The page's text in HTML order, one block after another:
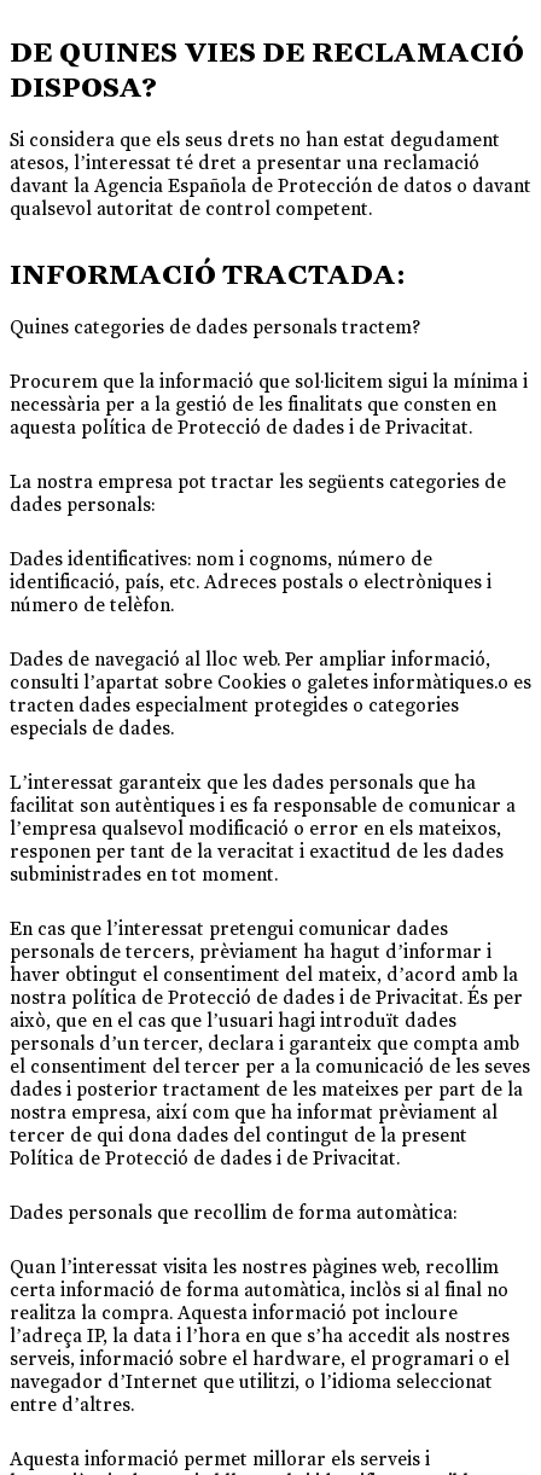
DE QUINES VIES DE RECLAMACIÓ
DISPOSA?
Si considera que els seus drets no han estat degudament
atesos, l’interessat té dret a presentar una reclamació
davant la Agencia Española de Protección de datos o davant
qualsevol autoritat de control competent.
INFORMACIÓ TRACTADA:
Quines categories de dades personals tractem?
Procurem que la informació que sol·licitem sigui la mínima i
necessària per a la gestió de les finalitats que consten en
aquesta política de Protecció de dades i de Privacitat.
La nostra empresa pot tractar les següents categories de
dades personals:
Dades identificatives: nom i cognoms, número de
identificació, país, etc. Adreces postals o electròniques i
número de telèfon.
Dades de navegació al lloc web. Per ampliar informació,
consulti l’apartat sobre Cookies o galetes informàtiques.o es
tracten dades especialment protegides o categories
especials de dades.
L’interessat garanteix que les dades personals que ha
facilitat son autèntiques i es fa responsable de comunicar a
l’empresa qualsevol modificació o error en els mateixos,
responen per tant de la veracitat i exactitud de les dades
subministrades en tot moment.
En cas que l’interessat pretengui comunicar dades
personals de tercers, prèviament ha hagut d’informar i
haver obtingut el consentiment del mateix, d’acord amb la
nostra política de Protecció de dades i de Privacitat. És per
això, que en el cas que l’usuari hagi introduït dades
personals d’un tercer, declara i garanteix que compta amb
el consentiment del tercer per a la comunicació de les seves
dades i posterior tractament de les mateixes per part de la
nostra empresa, així com que ha informat prèviament al
tercer de qui dona dades del contingut de la present
Política de Protecció de dades i de Privacitat.
Dades personals que recollim de forma automàtica:
Quan l’interessat visita les nostres pàgines web, recollim
certa informació de forma automàtica, inclòs si al final no
realitza la compra. Aquesta informació pot incloure
l’adreça IP, la data i l’hora en que s’ha accedit als nostres
serveis, informació sobre el hardware, el programari o el
navegador d’Internet que utilitzi, o l’idioma seleccionat
entre d’altres.
Aquesta informació permet millorar els serveis i